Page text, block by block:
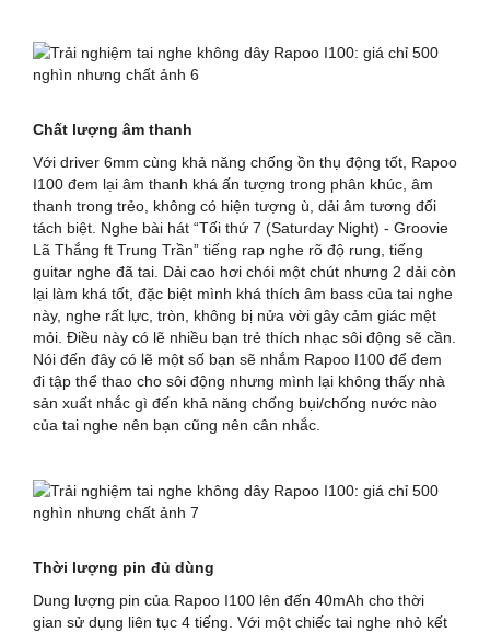
Chất lượng âm thanh
Với driver 6mm cùng khả năng chống ồn thụ động tốt, Rapoo
I100 đem lại âm thanh khá ấn tượng trong phân khúc, âm
thanh trong trẻo, không có hiện tượng ù, dải âm tương đối
tách biệt. Nghe bài hát “Tối thứ 7 (Saturday Night) - Groovie
Lã Thắng ft Trung Trần” tiếng rap nghe rõ độ rung, tiếng
guitar nghe đã tai. Dải cao hơi chói một chút nhưng 2 dải còn
lại làm khá tốt, đặc biệt mình khá thích âm bass của tai nghe
này, nghe rất lực, tròn, không bị nửa vời gây cảm giác mệt
mỏi. Điều này có lẽ nhiều bạn trẻ thích nhạc sôi động sẽ cần.
Nói đến đây có lẽ một số bạn sẽ nhắm Rapoo I100 để đem
đi tập thể thao cho sôi động nhưng mình lại không thấy nhà
sản xuất nhắc gì đến khả năng chống bụi/chống nước nào
của tai nghe nên bạn cũng nên cân nhắc.
Thời lượng pin đủ dùng
Dung lượng pin của Rapoo I100 lên đến 40mAh cho thời
gian sử dụng liên tục 4 tiếng. Với một chiếc tai nghe nhỏ kết